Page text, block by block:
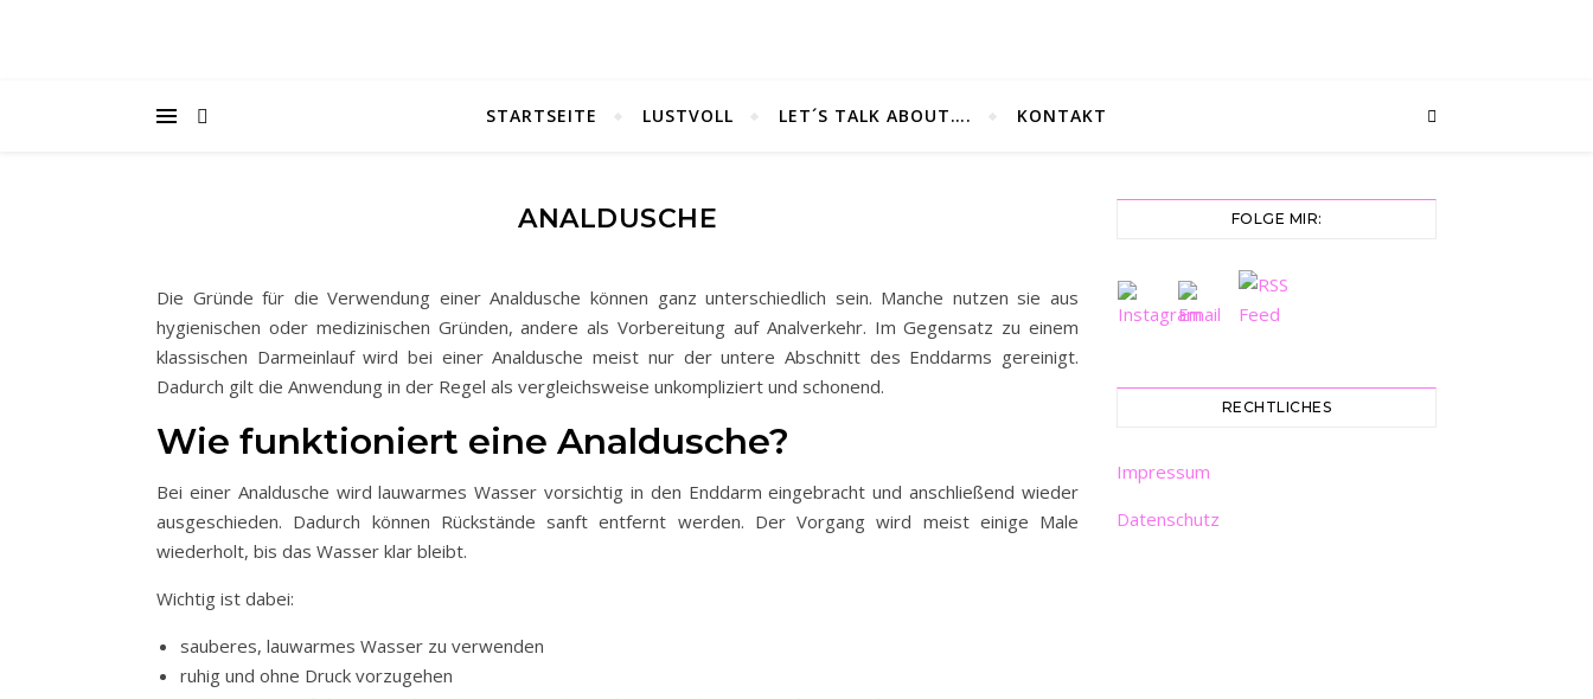
STARTSEITE LUSTVOLL LET´S TALK ABOUT…. KONTAKT
ANALDUSCHE
Die Gründe für die Verwendung einer Analdusche können ganz unterschiedlich sein. Manche nutzen sie aus
hygienischen oder medizinischen Gründen, andere als Vorbereitung auf Analverkehr. Im Gegensatz zu einem
klassischen Darmeinlauf wird bei einer Analdusche meist nur der untere Abschnitt des Enddarms gereinigt.
Dadurch gilt die Anwendung in der Regel als vergleichsweise unkompliziert und schonend.
Wie funktioniert eine Analdusche?
Bei einer Analdusche wird lauwarmes Wasser vorsichtig in den Enddarm eingebracht und anschließend wieder
ausgeschieden. Dadurch können Rückstände sanft entfernt werden. Der Vorgang wird meist einige Male
wiederholt, bis das Wasser klar bleibt.
Wichtig ist dabei:
sauberes, lauwarmes Wasser zu verwenden
ruhig und ohne Druck vorzugehen
FOLGE MIR:
RECHTLICHES
Impressum
Datenschutz